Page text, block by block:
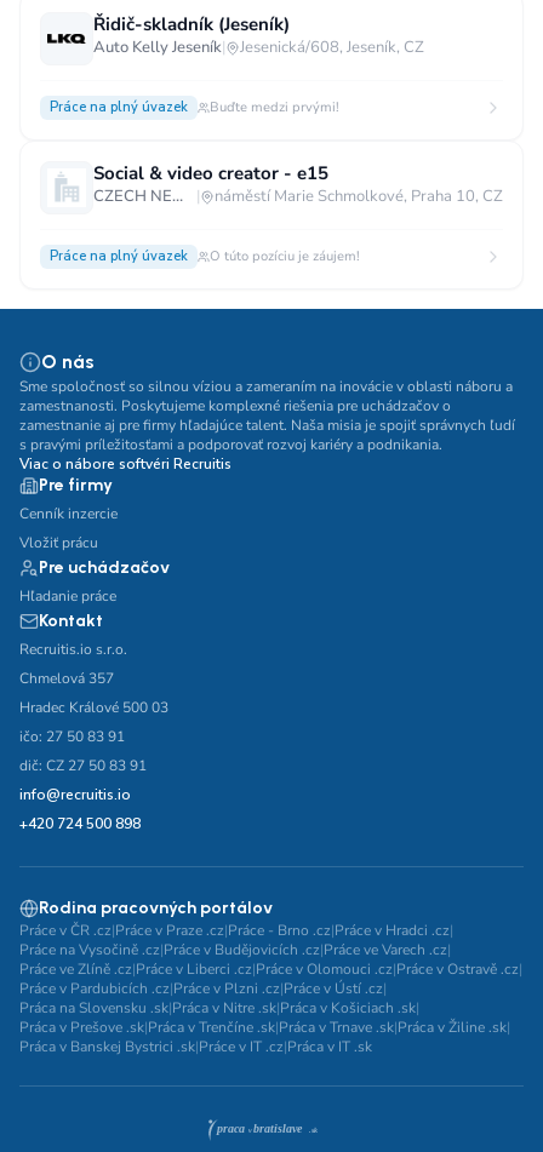
Řidič-skladník (Jeseník)
Auto Kelly Jeseník| Jesenická/608, Jeseník, CZ
Práce na plný úvazek Buďte medzi prvými!
Social & video creator - e15
CZECH NEWS CENTER a.s. | náměstí Marie Schmolkové, Praha 10, CZ
Práce na plný úvazek O túto pozíciu je záujem!
O nás
Sme spoločnosť so silnou víziou a zameraním na inovácie v oblasti náboru a
zamestnanosti. Poskytujeme komplexné riešenia pre uchádzačov o
zamestnanie aj pre firmy hľadajúce talent. Naša misia je spojiť správnych ľudí
s pravými príležitosťami a podporovať rozvoj kariéry a podnikania.
Viac o nábore softvéri Recruitis
Pre firmy
Cenník inzercie
Vložiť prácu
Pre uchádzačov
Hľadanie práce
Kontakt
Recruitis.io s.r.o.
Chmelová 357
Hradec Králové 500 03
ičo: 27 50 83 91
dič: CZ 27 50 83 91
info@recruitis.io
+420 724 500 898
Rodina pracovných portálov
Práce v ČR .cz|Práce v Praze .cz|Práce - Brno .cz|Práce v Hradci .cz|
Práce na Vysočině .cz|Práce v Budějovicích .cz|Práce ve Varech .cz|
Práce ve Zlíně .cz|Práce v Liberci .cz|Práce v Olomouci .cz|Práce v Ostravě .cz|
Práce v Pardubicích .cz|Práce v Plzni .cz|Práce v Ústí .cz|
Práca na Slovensku .sk|Práca v Nitre .sk|Práca v Košiciach .sk|
Práca v Prešove .sk|Práca v Trenčíne .sk|Práca v Trnave .sk|Práca v Žiline .sk|
Práca v Banskej Bystrici .sk|Práce v IT .cz|Práca v IT .sk